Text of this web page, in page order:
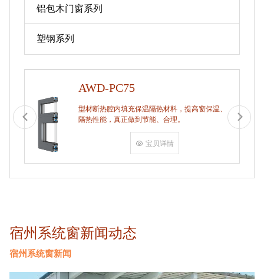
铝包木门窗系列
塑钢系列
AWD-PC75
型材断热腔内填充保温隔热材料，提高窗保温、
隔热性能，真正做到节能、合理。
宝贝详情
宿州系统窗新闻动态
宿州系统窗新闻